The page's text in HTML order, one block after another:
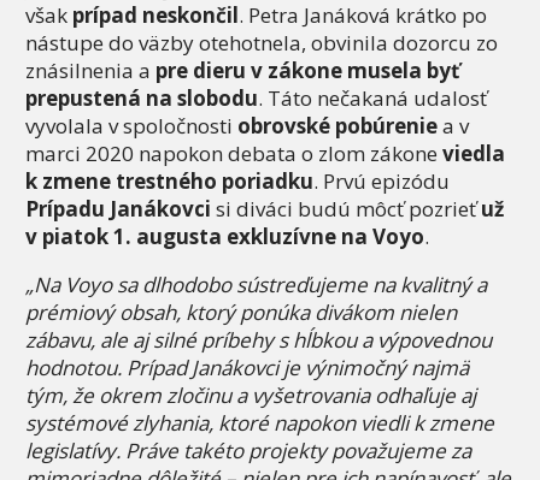
však prípad neskončil. Petra Janáková krátko po
nástupe do väzby otehotnela, obvinila dozorcu zo
znásilnenia a pre dieru v zákone musela byť
prepustená na slobodu. Táto nečakaná udalosť
vyvolala v spoločnosti obrovské pobúreniea v
marci 2020 napokon debata o zlom zákone viedla
k zmene trestného poriadku. Prvú epizódu
Prípadu Janákovci si diváci budú môcť pozrieťuž
v piatok 1. augusta exkluzívne na Voyo.
„Na Voyo sa dlhodobo sústreďujeme na kvalitný a
prémiový obsah, ktorý ponúka divákom nielen
zábavu, ale aj silné príbehy s hĺbkou a výpovednou
hodnotou. Prípad Janákovci je výnimočný najmä
tým, že okrem zločinu a vyšetrovania odhaľuje aj
systémové zlyhania, ktoré napokon viedli k zmene
legislatívy. Práve takéto projekty považujeme za